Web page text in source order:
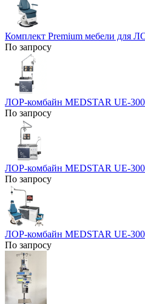
Комплект Premium мебели для
По запросу
ЛОР-комбайн MEDSTAR UE-
По запросу
ЛОР-комбайн MEDSTAR UE-
По запросу
ЛОР-комбайн MEDSTAR UE-
По запросу